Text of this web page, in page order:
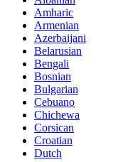
Amharic
Armenian
Azerbaijani
Belarusian
Bengali
Bosnian
Bulgarian
Cebuano
Chichewa
Corsican
Croatian
Dutch